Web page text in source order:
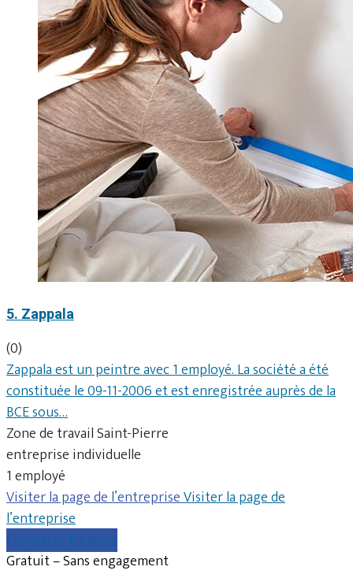
5. Zappala
(0)
Zappala est un peintre avec 1 employé. La société a été
constituée le 09-11-2006 et est enregistrée auprès de la
BCE sous…
Zone de travail Saint-Pierre
entreprise individuelle
1 employé
Visiter la page de l’entrepriseVisiter la page de
l’entreprise
Comparer les devis
Gratuit – Sans engagement